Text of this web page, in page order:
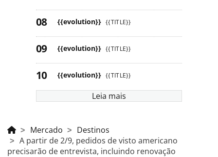
{{evolution}} {{TITLE}}
{{evolution}} {{TITLE}}
{{evolution}} {{TITLE}}
Leia mais
Mercado
Destinos
A partir de 2/9, pedidos de visto americano
precisarão de entrevista, incluindo renovação